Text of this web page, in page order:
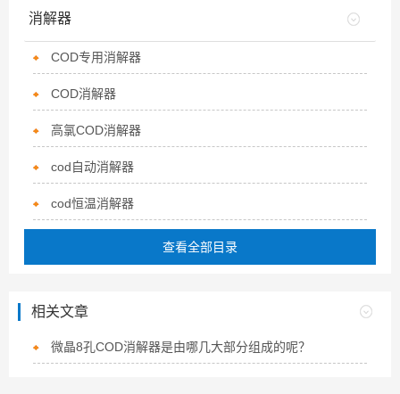
消解器
COD专用消解器
COD消解器
高氯COD消解器
cod自动消解器
cod恒温消解器
查看全部目录
相关文章
微晶8孔COD消解器是由哪几大部分组成的呢？